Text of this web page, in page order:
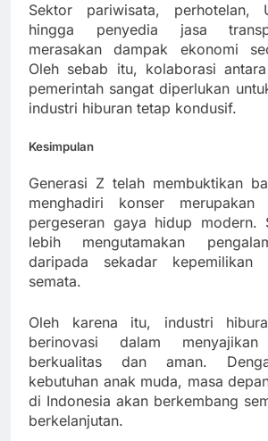
Sektor pariwisata, perhotelan,
hingga penyedia jasa
merasakan dampak ekonomi
Oleh sebab itu, kolaborasi
pemerintah sangat diperlukan
industri hiburan tetap kondusif.
Kesimpulan
Generasi Z telah membuktikan
menghadiri konser merupakan
pergeseran gaya hidup modern.
lebih mengutamakan
daripada sekadar kepemilikan
semata.
Oleh karena itu, industri
berinovasi dalam
berkualitas dan aman.
kebutuhan anak muda, masa
di Indonesia akan berkembang
berkelanjutan.